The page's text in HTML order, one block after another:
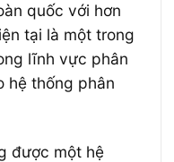
quốc với hơn
tại là một trong
lĩnh vực phân
hệ thống phân
được một hệ